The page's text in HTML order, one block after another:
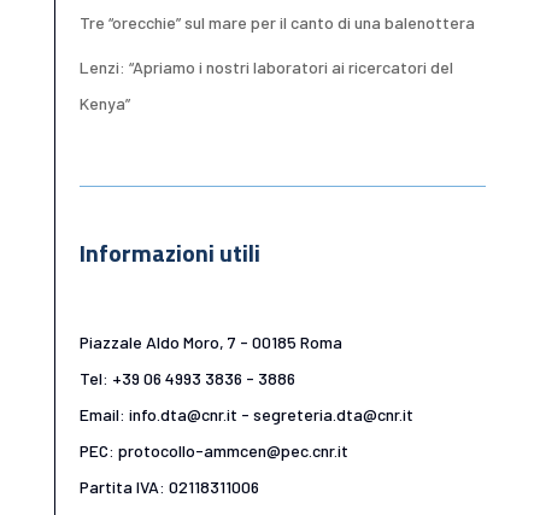
Tre “orecchie” sul mare per il canto di una balenottera
Lenzi: “Apriamo i nostri laboratori ai ricercatori del
Kenya”
Informazioni utili
Piazzale Aldo Moro, 7 - 00185 Roma
Tel: +39 06 4993 3836 - 3886
Email: info.dta@cnr.it - segreteria.dta@cnr.it
PEC: protocollo-ammcen@pec.cnr.it
Partita IVA: 02118311006